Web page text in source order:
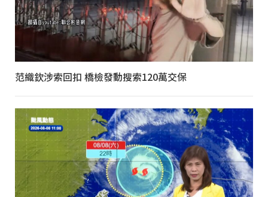
范織欽涉索回扣 橋檢發動搜索120萬交保